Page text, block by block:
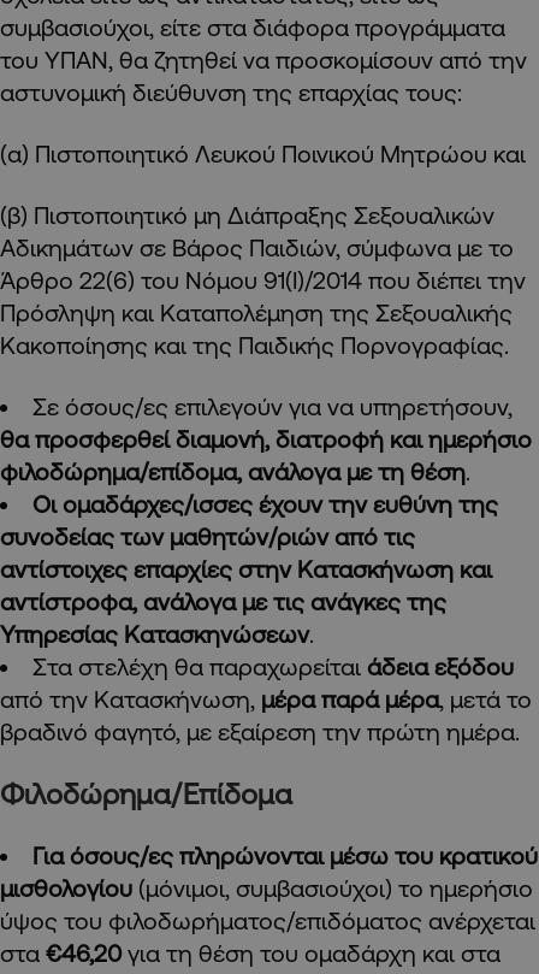
συμβασιούχοι, είτε στα διάφορα προγράμματα
του ΥΠΑΝ, θα ζητηθεί να προσκομίσουν από την
αστυνομική διεύθυνση της επαρχίας τους:
(α) Πιστοποιητικό Λευκού Ποινικού Μητρώου και
(β) Πιστοποιητικό μη Διάπραξης Σεξουαλικών
Αδικημάτων σε Βάρος Παιδιών, σύμφωνα με το
Άρθρο 22(6) του Νόμου 91(Ι)/2014 που διέπει την
Πρόσληψη και Καταπολέμηση της Σεξουαλικής
Κακοποίησης και της Παιδικής Πορνογραφίας.
Σε όσους/ες επιλεγούν για να υπηρετήσουν,
θα προσφερθεί διαμονή, διατροφή και ημερήσιο
φιλοδώρημα/επίδομα, ανάλογα με τη θέση
Οι ομαδάρχες/ισσες έχουν την ευθύνη της
συνοδείας των μαθητών/ριών από τις
αντίστοιχες επαρχίες στην Κατασκήνωση και
αντίστροφα, ανάλογα με τις ανάγκες της
Υπηρεσίας Κατασκηνώσεων.
Στα στελέχη θα παραχωρείται άδεια εξόδου
από την Κατασκήνωση, μέρα παρά μέρα, μετά το
βραδινό φαγητό, με εξαίρεση την πρώτη ημέρα.
Φιλοδώρημα/Επίδομα
Για όσους/ες πληρώνονται μέσω του κρατικού
μισθολογίου (μόνιμοι, συμβασιούχοι) το ημερήσιο
ύψος του φιλοδωρήματος/επιδόματος ανέρχεται
στα €46,20για τη θέση του ομαδάρχη και στα